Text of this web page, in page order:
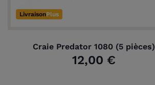
LivraisonPlus
Craie Predator 1080 (5 pièces)
12,00 €